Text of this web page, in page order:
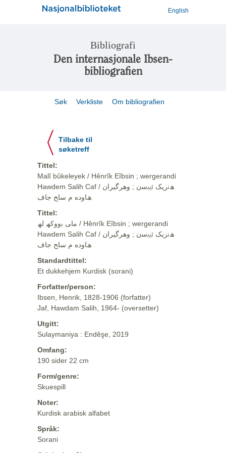
English
Bibliografi
Den internasjonale Ibsen-
bibliografien
Søk Verkliste Om bibliografien
Tilbake til
søketreff
Tittel:
Malî bûkeleyek / Hênrîk Eîbsin ; wergerandi
Hawdem Salih Caf / ھﻧرﯾﮏ ﺋﯾﺑﺳن ; وهرگيران
ھﺎوده م ﺳﺎﺢ ﺟﺎف
Tittel:
ﻣﺎﯽ ﺑووﮐﮫ ﻟﮫ / Hênrîk Eîbsin ; wergerandi
Hawdem Salih Caf / ھﻧرﯾﮏ ﺋﯾﺑﺳن ; وهرگيران
ھﺎوده م ﺳﺎﺢ ﺟﺎف
Standardtittel:
Et dukkehjem Kurdisk (sorani)
Forfatter/person:
Ibsen, Henrik, 1828-1906 (forfatter)
Jaf, Hawdam Salih, 1964- (oversetter)
Utgitt:
Sulaymaniya : Endêşe, 2019
Omfang:
190 sider 22 cm
Form/genre:
Skuespill
Noter:
Kurdisk arabisk alfabet
Språk:
Sorani